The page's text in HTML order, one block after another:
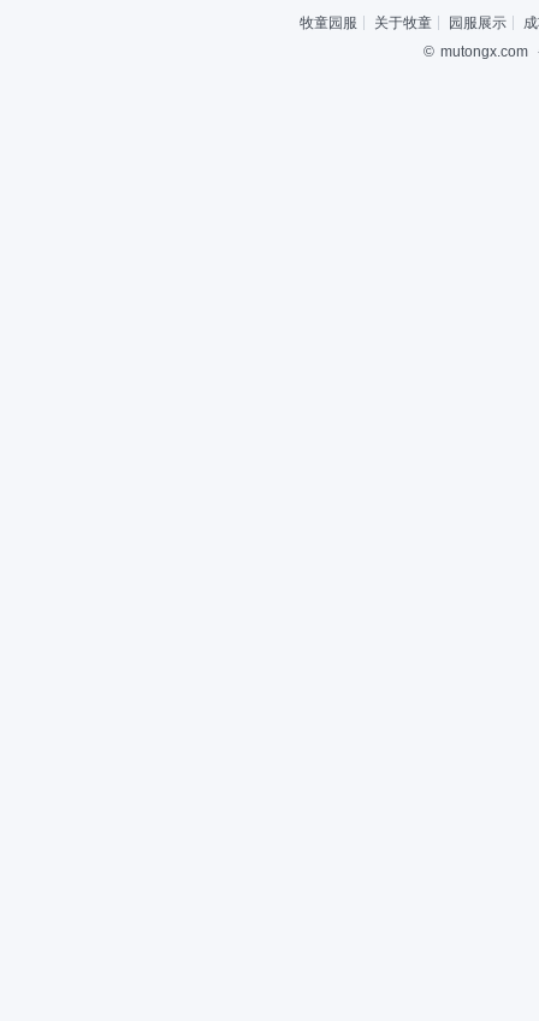
牧童园服 关于牧童 园服展示
© mutongx.com